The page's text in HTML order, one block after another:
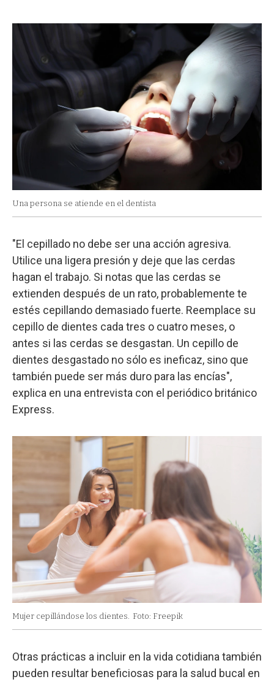
Una persona se atiende en el dentista
"El cepillado no debe ser una acción agresiva.
Utilice una ligera presión y deje que las cerdas
hagan el trabajo. Si notas que las cerdas se
extienden después de un rato, probablemente te
estés cepillando demasiado fuerte. Reemplace su
cepillo de dientes cada tres o cuatro meses, o
antes si las cerdas se desgastan. Un cepillo de
dientes desgastado no sólo es ineficaz, sino que
también puede ser más duro para las encías",
explica en una entrevista con el periódico británico
Express.
Mujer cepillándose los dientes. Foto: Freepik
Otras prácticas a incluir en la vida cotidiana también
pueden resultar beneficiosas para la salud bucal en